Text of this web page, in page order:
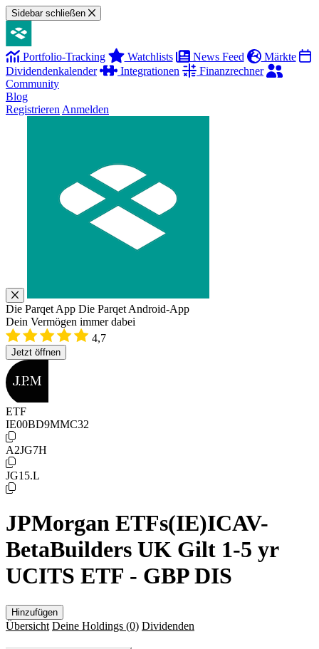
Sidebar schließen
Portfolio-Tracking Watchlists News Feed
Märkte
Dividendenkalender
Integrationen
Finanzrechner
Community
Blog
Registrieren Anmelden
Die Parqet App Die Parqet Android-App
Dein Vermögen immer dabei
4,7
Jetzt öffnen
ETF
IE00BD9MMC32
A2JG7H
JG15.L
JPMorgan ETFs(IE)ICAV-
BetaBuilders UK Gilt 1-5 yr
UCITS ETF - GBP DIS
Hinzufügen
Übersicht Deine Holdings (0) Dividenden